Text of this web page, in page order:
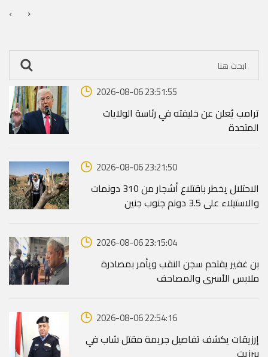
‹ ›
2026-08-06 23:51:55
ترامب يُعلن عن خليفته في رئاسة الولايات
المتحدة
2026-08-06 23:21:50
الاحتلال يخطر باقتلاع أشجار من 310 دونمات
والاستيلاء على 3.5 دونم جنوب جنين
2026-08-06 23:15:04
بن غفير يقتحم سجن النقب ويأمر بمصادرة
ملابس الأسرى والمصاحف
2026-08-06 22:54:16
إرزيقات يكشف تفاصيل جريمة مقتل شاب في